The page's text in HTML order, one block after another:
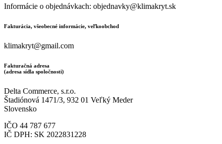
Informácie o objednávkach: objednavky@klimakryt.sk
Fakturácia, všeobecné informácie, veľkoobchod
klimakryt@gmail.com
Fakturačná adresa
(adresa sídla spoločnosti)
Delta Commerce, s.r.o.
Štadiónová 1471/3, 932 01 Veľký Meder
Slovensko
IČO 44 787 677
IČ DPH: SK 2022831228